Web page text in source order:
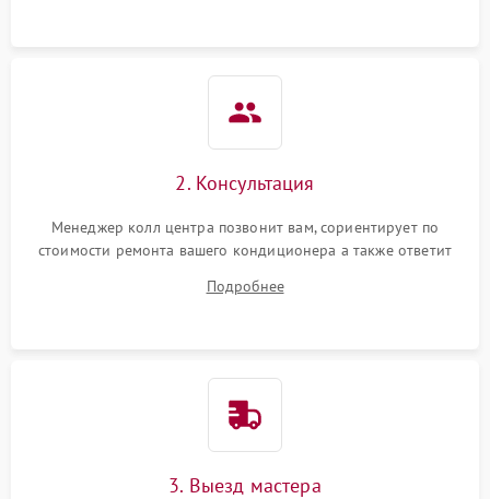
2. Консультация
Менеджер колл центра позвонит вам, сориентирует по
стоимости ремонта вашего кондиционера а также ответит
Подробнее
3. Выезд мастера